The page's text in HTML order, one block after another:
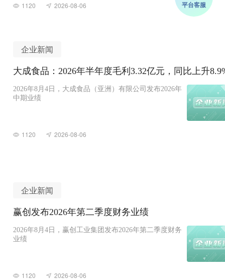
1120 2026-08-06
企业新闻
大成食品：2026年半年度毛利3.32亿元，同比上升
2026年8月4日，大成食品（亚洲）有限公司发布2026年
中期业绩
1120 2026-08-06
企业新闻
赢创发布2026年第二季度财务业绩
2026年8月4日，赢创工业集团发布2026年第二季度财务
业绩
1120 2026-08-06